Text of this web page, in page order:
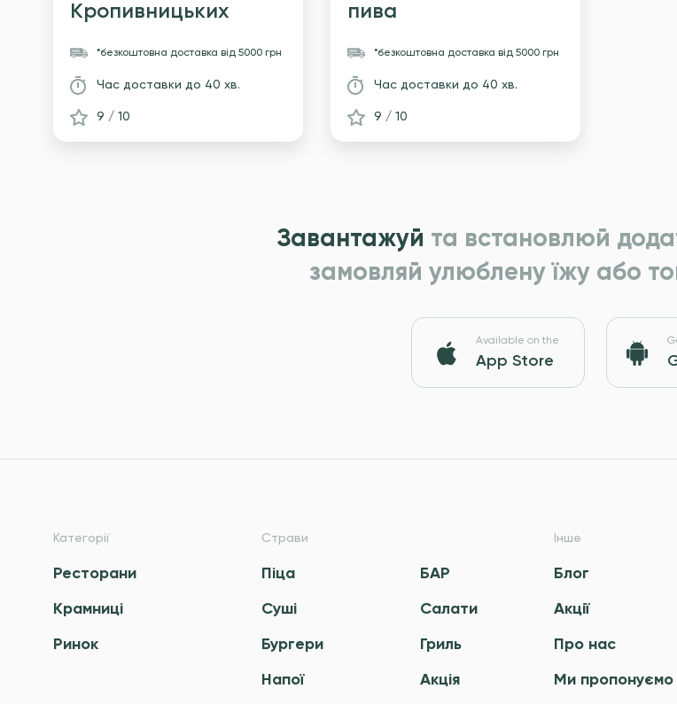
Кропивницьких
*безкоштовна доставка вiд 5000 грн
Час доставки до 40 хв.
9 / 10
пива
*безкоштовна доставка вiд 5000 грн
Час доставки до 40 хв.
9 / 10
Завантажуй та встановлюй
замовляй улюблену їжу або
Available on the
App Store
Категорії
Ресторани
Крамниці
Ринок
Страви
Піца
БАР
Суші
Салати
Бургери
Гриль
Напої
Акція
Інше
Блог
Акції
Про нас
Ми пропонуємо